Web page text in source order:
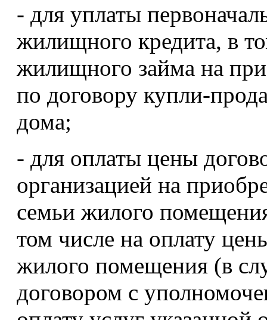
- для уплаты
жилищного кредита, в
жилищного займа на
по договору купли-
дома;
- для оплаты цены
организацией на
семьи жилого
том числе на оплату
жилого помещения (в
договором с